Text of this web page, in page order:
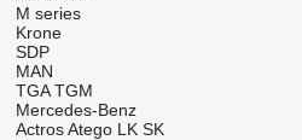
M series
Krone
SDP
MAN
TGA TGM
Mercedes-Benz
Actros Atego LK SK